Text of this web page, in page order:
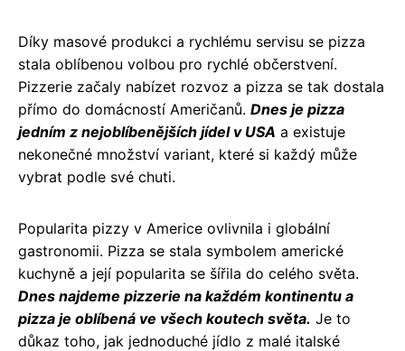
Díky masové produkci a rychlému servisu se pizza
stala oblíbenou volbou pro rychlé občerstvení.
Pizzerie začaly nabízet rozvoz a pizza se tak dostala
přímo do domácností Američanů. Dnes je pizza
jedním z nejoblíbenějších jídel v USA a existuje
nekonečné množství variant, které si každý může
vybrat podle své chuti.
Popularita pizzy v Americe ovlivnila i globální
gastronomii. Pizza se stala symbolem americké
kuchyně a její popularita se šířila do celého světa.
Dnes najdeme pizzerie na každém kontinentu a
pizza je oblíbená ve všech koutech světa. Je to
důkaz toho, jak jednoduché jídlo z malé italské